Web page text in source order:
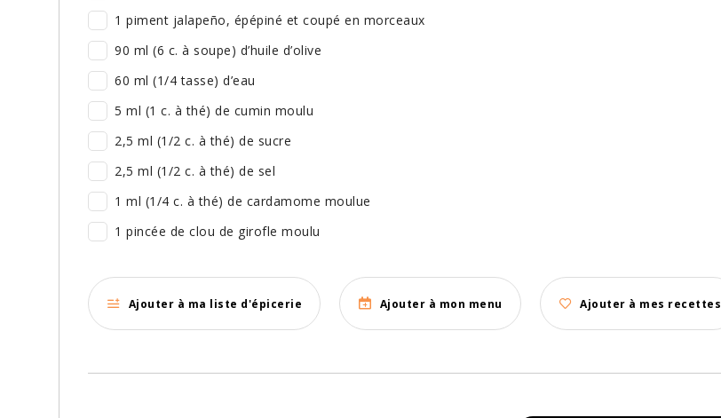
1 piment jalapeño, épépiné et coupé en morceaux
90 ml (6 c. à soupe) d’huile d’olive
60 ml (1/4 tasse) d’eau
5 ml (1 c. à thé) de cumin moulu
2,5 ml (1/2 c. à thé) de sucre
2,5 ml (1/2 c. à thé) de sel
1 ml (1/4 c. à thé) de cardamome moulue
1 pincée de clou de girofle moulu
Ajouter à ma liste d'épicerie Ajouter à mon menu Ajouter à mes recettes